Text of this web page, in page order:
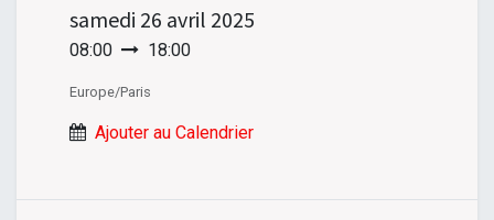
samedi 26 avril 2025
08:00 18:00
Europe/Paris
Ajouter au Calendrier